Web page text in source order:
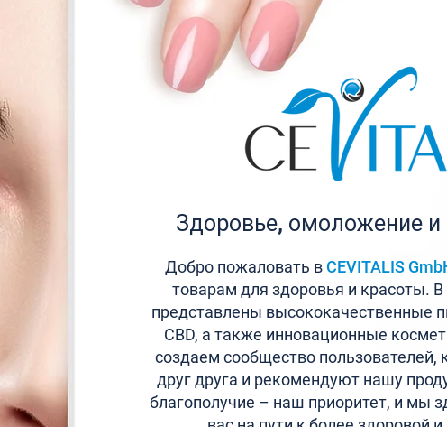
Здоровье, омоложение и
Добро пожаловать вCEVITALIS
товарам для здоровья и красоты.
представлены высококачественные
CBD, а также инновационные
создаем сообщество пользователей,
друг друга и рекомендуют нашу
благополучие – наш приоритет, и мы